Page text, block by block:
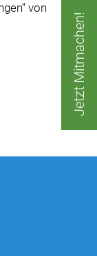
von
Jetzt Mitmachen!